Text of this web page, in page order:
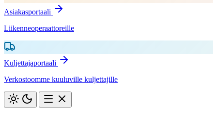
Asiakasportaali
Liikenneoperaattoreille
Kuljettajaportaali
Verkostoomme kuuluville kuljettajille